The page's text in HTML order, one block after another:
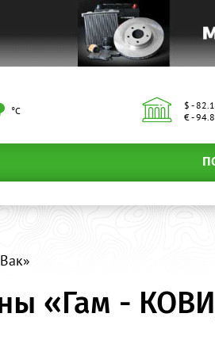
°С
$ -
€ -
«Гам -